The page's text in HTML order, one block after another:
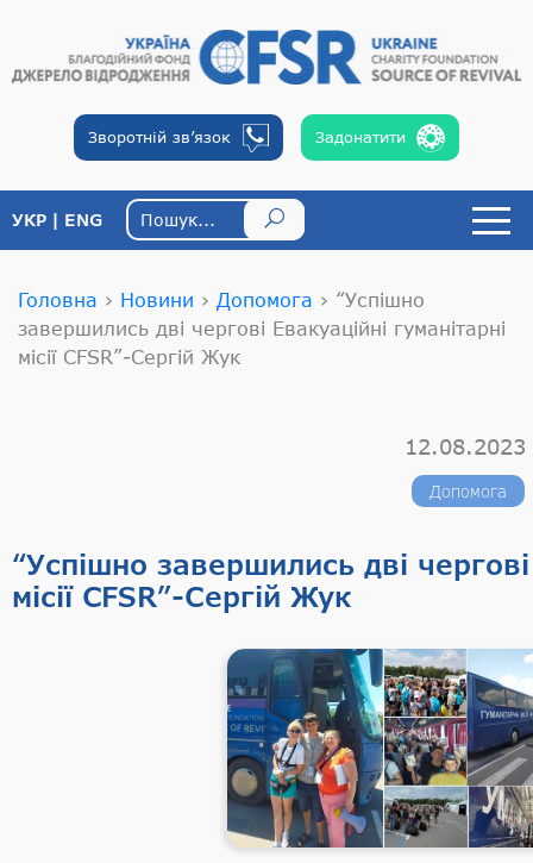
Зворотній зв’язок Задонатити
УКР ENG
Головна › Новини › Допомога › “Успішно
завершились дві чергові Евакуаційні гуманітарні
місії CFSR”-Сергій Жук
12.08.2023
Допомога
“Успішно завершились дві чергові
місії CFSR”-Сергій Жук